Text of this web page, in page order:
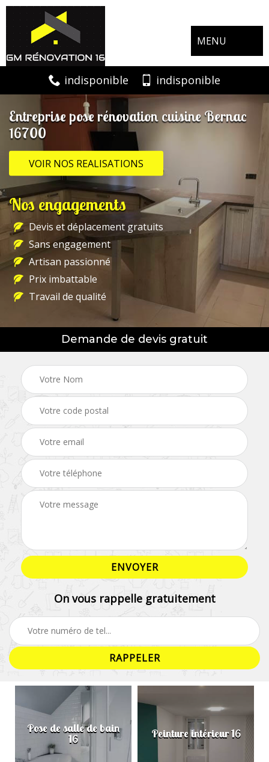
MENU
indisponible indisponible
Entreprise pose rénovation cuisine Bernac
16700
VOIR NOS REALISATIONS
Nos engagements
Devis et déplacement gratuits
Sans engagement
Artisan passionné
Prix imbattable
Travail de qualité
Demande de devis gratuit
On vous rappelle gratuitement
Pose de salle de bain
16 Peinture intérieur 16